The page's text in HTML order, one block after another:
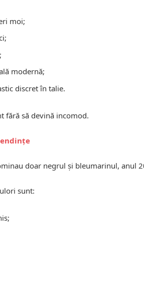
moi;
modernă;
discret în talie.
fără să devină incomod.
doar negrul și bleumarinul, anul
sunt: